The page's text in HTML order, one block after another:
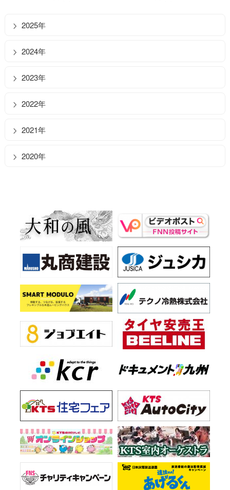
2025年
2024年
2023年
2022年
2021年
2020年